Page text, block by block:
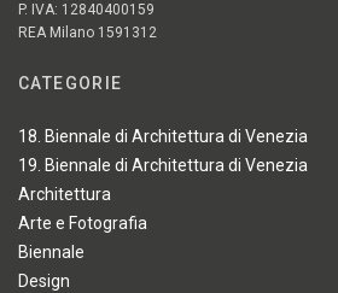
P. IVA: 12840400159
REA Milano 1591312
CATEGORIE
18. Biennale di Architettura di Venezia
19. Biennale di Architettura di Venezia
Architettura
Arte e Fotografia
Biennale
Design